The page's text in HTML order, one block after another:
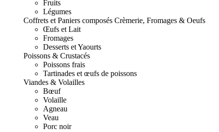
Fruits
Légumes
Coffrets et Paniers composés Crèmerie, Fromages & Oeufs
Œufs et Lait
Fromages
Desserts et Yaourts
Poissons & Crustacés
Poissons frais
Tartinades et œufs de poissons
Viandes & Volailles
Bœuf
Volaille
Agneau
Veau
Porc noir